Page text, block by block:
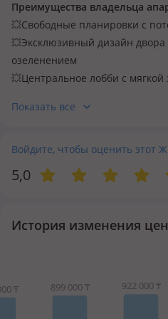
Заказать
Заказать
Преимущества владельца
💥Свободные планировки с
💥Эксклюзивный дизайн
озеленением
💥Центральное лобби с
💥Для любителей спорта
💥На площадке от 1-2 квартир
Апартаменты с
открытой террасой, с
💥 Пентхаусы с террасой на
💥
Управляющая компания BI
Показать все
Войдите, чтобы оценить этот
5,0
История изменения